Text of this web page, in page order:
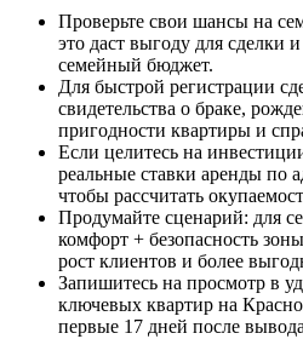
Проверьте свои шансы на
это даст выгоду для сделки
семейный бюджет.
Для быстрой регистрации
свидетельства о браке,
пригодности квартиры и
Если целитесь на
реальные ставки аренды по
чтобы рассчитать
Продумайте сценарий: для
комфорт + безопасность
рост клиентов и более
Запишитесь на просмотр в
ключевых квартир на
первые 17 дней после